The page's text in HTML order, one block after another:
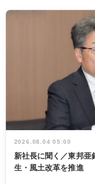
2026.08.04 05:00
新社長に聞く／東邦
生・風土改革を推進